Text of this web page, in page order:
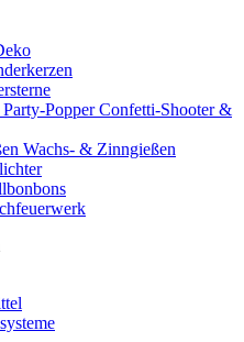
Confetti-Shooter &
Wachs- & Zinngießen